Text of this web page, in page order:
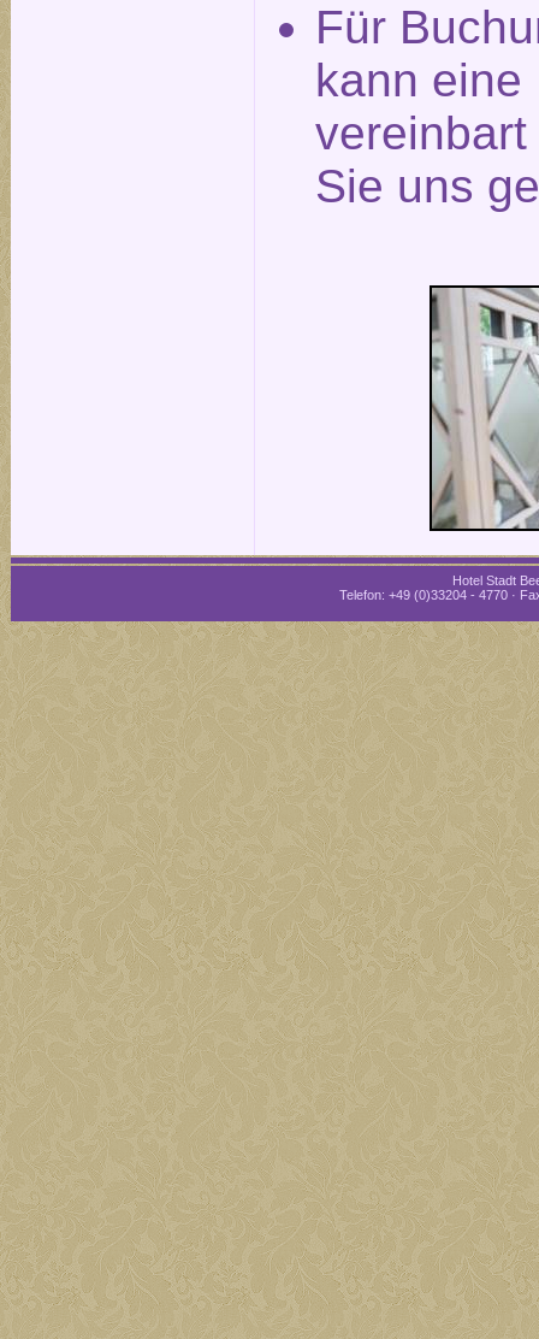
Für
kann eine
Sie uns
Hotel Stadt
Telefon: +49 (0)33204 - 4770 ·